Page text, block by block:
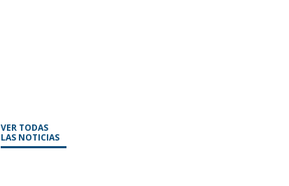
VER TODAS
LAS NOTICIAS